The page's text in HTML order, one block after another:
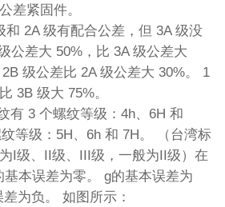
差紧固件。
和 2A 级有配合公差，但 3A 级没
公差大 50%，比 3A 级公差大
级公差比 2A 级公差大 30%。 1
3B 级大 75%。
有 3 个螺纹等级：4h、6H 和
等级：5H、6h 和 7H。 （台湾标
I级、II级、III级，一般为II级）在
本误差为零。 g的基本误差为
为负。 如图所示：